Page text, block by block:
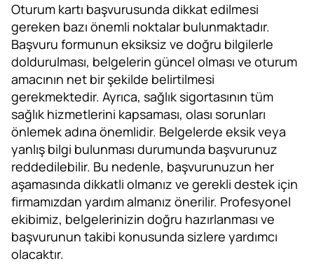
Oturum kartı başvurusunda dikkat edilmesi
gereken bazı önemli noktalar bulunmaktadır.
Başvuru formunun eksiksiz ve doğru bilgilerle
doldurulması, belgelerin güncel olması ve oturum
amacının net bir şekilde belirtilmesi
gerekmektedir. Ayrıca, sağlık sigortasının tüm
sağlık hizmetlerini kapsaması, olası sorunları
önlemek adına önemlidir. Belgelerde eksik veya
yanlış bilgi bulunması durumunda başvurunuz
reddedilebilir. Bu nedenle, başvurunuzun her
aşamasında dikkatli olmanız ve gerekli destek için
firmamızdan yardım almanız önerilir. Profesyonel
ekibimiz, belgelerinizin doğru hazırlanması ve
başvurunun takibi konusunda sizlere yardımcı
olacaktır.